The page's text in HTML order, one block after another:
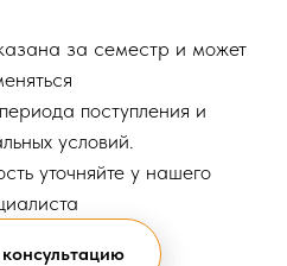
за семестр и может
поступления и
условий.
уточняйте у нашего